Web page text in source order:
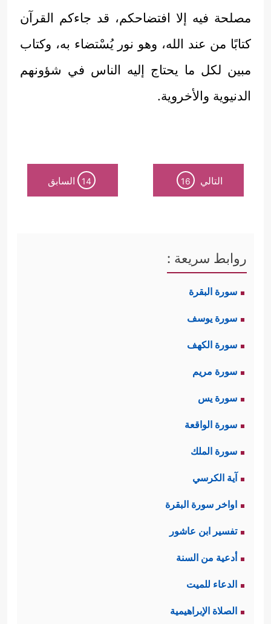
مصلحة فيه إلا افتضاحكم، قد جاءكم القرآن
كتابًا من عند الله، وهو نور يُسْتضاء به، وكتاب
مبين لكل ما يحتاج إليه الناس في شؤونهم
الدنيوية والأخروية.
التالي 16
14 السابق
روابط سريعة :
سورة البقرة
سورة يوسف
سورة الكهف
سورة مريم
سورة يس
سورة الواقعة
سورة الملك
آية الكرسي
اواخر سورة البقرة
تفسير ابن عاشور
أدعية من السنة
الدعاء للميت
الصلاة الإبراهيمية